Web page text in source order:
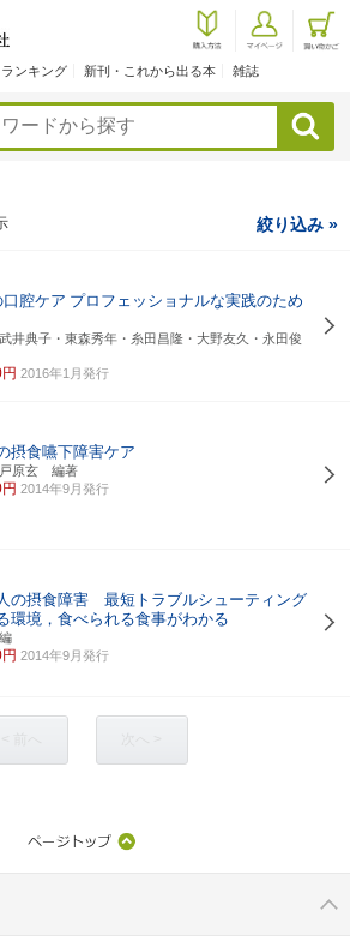
ランキング 新刊・これから出る本 雑誌
検索
絞り込み »
腔ケア プロフェッショナルな実践のため
井典子・東森秀年・糸田昌隆・大野友久・永田俊
2016年1月発行
摂食嚥下障害ケア
原玄 編著
2014年9月発行
の摂食障害 最短トラブルシューティング
環境，食べられる食事がわかる
2014年9月発行